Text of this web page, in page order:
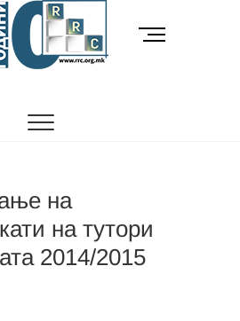
Центар
M
на
на тутори
2014/2015